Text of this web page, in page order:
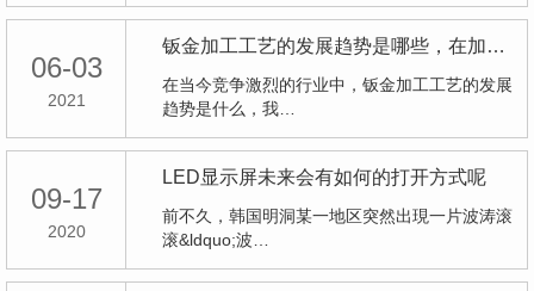
06-03
2021
钣金加工工艺的发展趋势是哪些，在加工中需要哪些大中型机械设备？
在当今竞争激烈的行业中，钣金加工工艺的发展
趋势是什么，我…
09-17
2020
LED显示屏未来会有如何的打开方式呢
前不久，韩国明洞某一地区突然出現一片波涛滚
滚&ldquo;波…